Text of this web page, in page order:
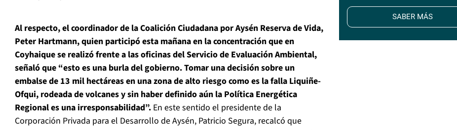
Al respecto, el coordinador de la Coalición Ciudadana por Aysén Reserva de Vida,
Peter Hartmann, quien participó esta mañana en la concentración que en
Coyhaique se realizó frente a las oficinas del Servicio de Evaluación Ambiental,
señaló que “esto es una burla del gobierno.Tomar una decisión sobre un
embalse de 13 mil hectáreas en una zona de alto riesgo como es la falla Liquiñe-
Ofqui, rodeada de volcanes y sin haber definido aún la Política Energética
Regional es una irresponsabilidad”. En este sentido el presidente de la
Corporación Privada para el Desarrollo de Aysén, Patricio Segura, recalcó que
SABER MÁS